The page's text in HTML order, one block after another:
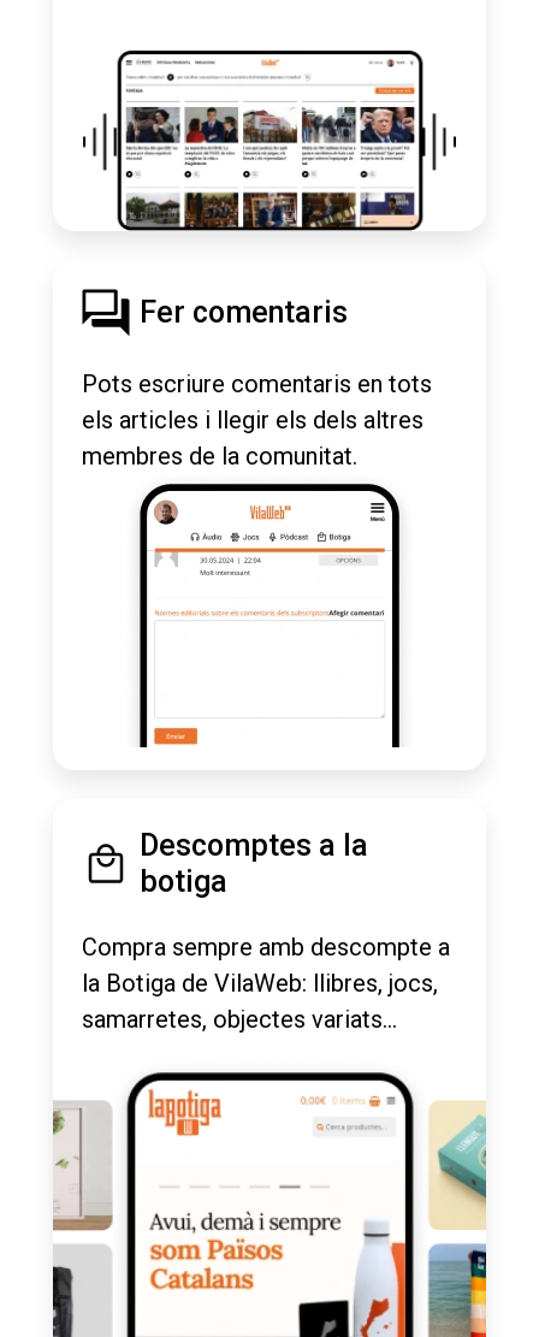
Fer comentaris
Pots escriure comentaris en tots
els articles i llegir els dels altres
membres de la comunitat.
Descomptes a la
botiga
Compra sempre amb descompte a
la Botiga de VilaWeb: llibres, jocs,
samarretes, objectes variats...